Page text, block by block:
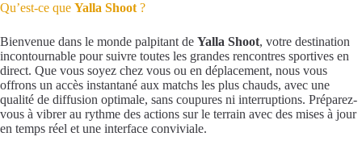
Qu’est-ce que Yalla Shoot?
Bienvenue dans le monde palpitant de Yalla Shoot, votre destination
incontournable pour suivre toutes les grandes rencontres sportives en
direct. Que vous soyez chez vous ou en déplacement, nous vous
offrons un accès instantané aux matchs les plus chauds, avec une
qualité de diffusion optimale, sans coupures ni interruptions. Préparez-
vous à vibrer au rythme des actions sur le terrain avec des mises à jour
en temps réel et une interface conviviale.